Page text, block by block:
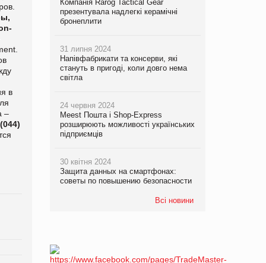
в
–
Компанія Rarog Tactical Gear
презентувала надлегкі керамічні
бронеплити
31 липня 2024
Напівфабрикати та консерви, які
стануть в пригоді, коли довго нема
світла
24 червня 2024
Meest Пошта і Shop-Express
розширюють можливості українських
підприємців
30 квітня 2024
Защита данных на смартфонах:
советы по повышению безопасности
Всі новини